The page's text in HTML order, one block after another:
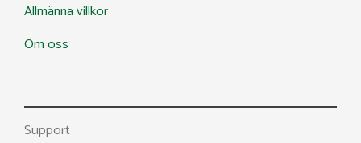
Allmänna villkor
Om oss
Support